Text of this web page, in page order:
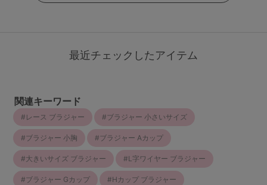
最近チェックしたアイテム
関連キーワード
レース ブラジャー ブラジャー 小さいサイズ
ブラジャー 小胸 ブラジャー Aカップ
大きいサイズ ブラジャー L字ワイヤー ブラジャー
ブラジャー Gカップ Hカップ ブラジャー